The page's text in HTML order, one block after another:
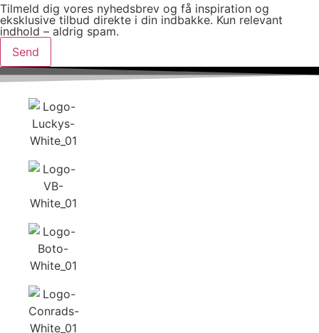
Tilmeld dig vores nyhedsbrev og få inspiration og
eksklusive tilbud direkte i din indbakke. Kun relevant
indhold – aldrig spam.
Send